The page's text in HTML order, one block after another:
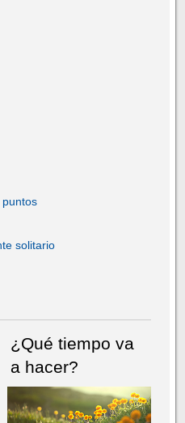
solitario
¿Qué tiempo va
a hacer?